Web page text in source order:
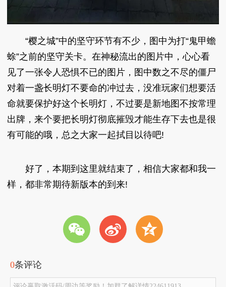
“樱之城”中的坚守环节有不少，图中为打“鬼甲蟾
蜍”之前的坚守关卡。在神秘流出的图片中，心心看
见了一张令人恐惧不已的图片，图中数之不尽的僵尸
对着一盏长明灯不要命的冲过去，没准玩家们想要活
命就要保护好这个长明灯，不过要是新地图不按常理
出牌，来个要把长明灯彻底摧毁才能生存下去也是很
有可能的哦，总之大家一起拭目以待吧!
好了，本期到这里就结束了，相信大家都和我一
样，都非常期待新版本的到来!
w t z
0条评论